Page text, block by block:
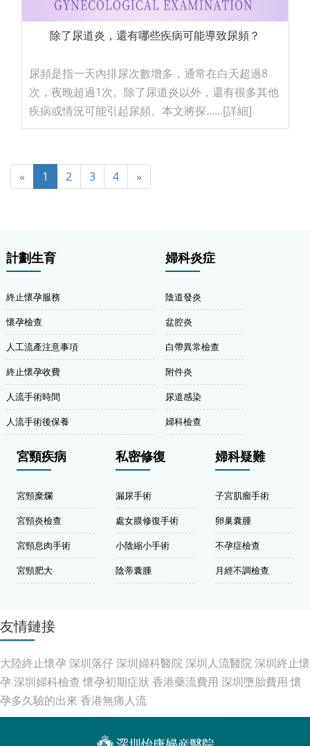
除了尿道炎，還有哪些疾病可能導致尿頻？
尿頻是指一天內排尿次數增多，通常在白天超過8
次，夜晚超過1次。除了尿道炎以外，還有很多其他
疾病或情況可能引起尿頻。本文將探......[詳細]
« 1 2 3 4 »
計劃生育
終止懷孕服務
懷孕檢查
人工流產注意事項
終止懷孕收費
人流手術時間
人流手術後保養
婦科炎症
陰道發炎
盆腔炎
白帶異常檢查
附件炎
尿道感染
婦科檢查
宮頸疾病
宮頸糜爛
宮頸炎檢查
宮頸息肉手術
宮頸肥大
私密修復
漏尿手術
處女膜修復手術
小陰縮小手術
陰蒂囊腫
婦科疑難
子宮肌瘤手術
卵巢囊腫
不孕症檢查
月經不調檢查
友情鏈接
大陸終止懷孕 深圳落仔深圳婦科醫院深圳人流醫院深圳終止懷
孕 深圳婦科檢查 懷孕初期症狀 香港藥流費用 深圳墮胎費用 懷
孕多久驗的出來 香港無痛人流